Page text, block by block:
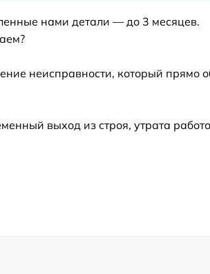
и нами детали — до 3 месяцев.
неисправности, который
выход из строя, утрата